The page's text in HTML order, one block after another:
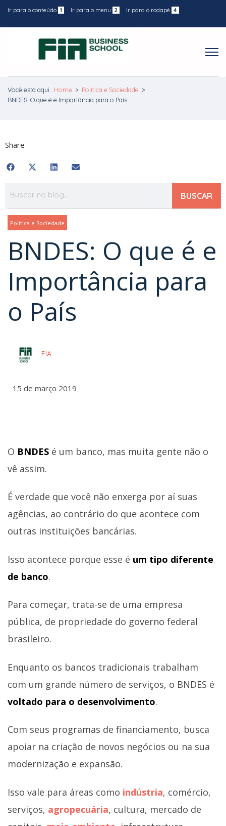
Ir para o conteúdo 1 Ir para o menu 2 Ir para o rodapé 4
Você está aqui: Home > Política e Sociedade >
BNDES: O que é e Importância para o País
Share
BUSCAR
Política e Sociedade
BNDES: O que é e
Importância para
o País
FIA
15 de março 2019
O BNDES é um banco, mas muita gente não o
vê assim.
É verdade que você não enxerga por aí suas
agências, ao contrário do que acontece com
outras instituições bancárias.
Isso acontece porque esse é um tipo diferente
de banco.
Para começar, trata-se de uma empresa
pública, de propriedade do governo federal
brasileiro.
Enquanto os bancos tradicionais trabalham
com um grande número de serviços, o BNDES é
voltado para o desenvolvimento.
Com seus programas de financiamento, busca
apoiar na criação de novos negócios ou na sua
modernização e expansão.
Isso vale para áreas como indústria, comércio,
serviços, agropecuária, cultura, mercado de